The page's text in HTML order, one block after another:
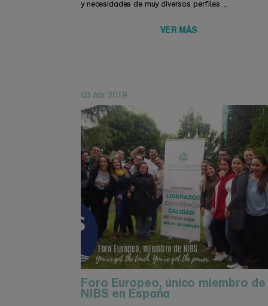
y necesidades de muy diversos perfiles ...
VER MÁS
03 Abr 2019
Foro Europeo, único miembro de
NIBS en España